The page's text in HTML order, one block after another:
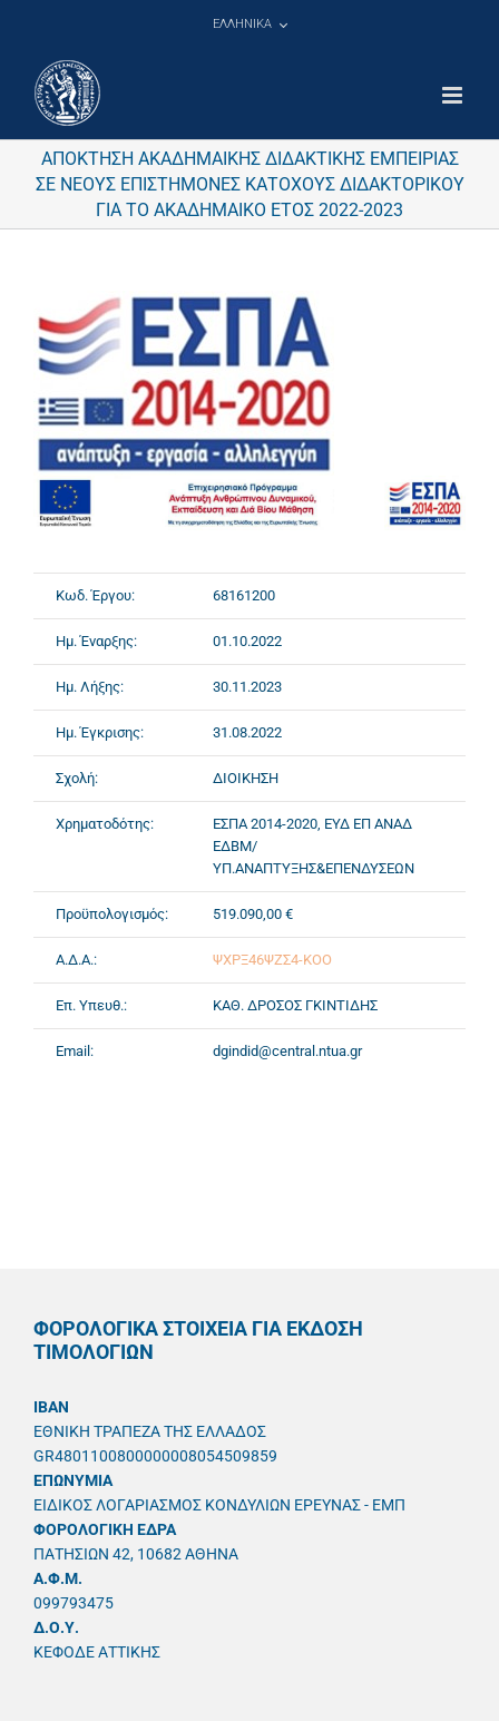
ΕΛΛΗΝΙΚΑ
ΑΠΟΚΤΗΣΗ ΑΚΑΔΗΜΑΙΚΗΣ ΔΙΔΑΚΤΙΚΗΣ ΕΜΠΕΙΡΙΑΣ
ΣΕ ΝΕΟΥΣ ΕΠΙΣΤΗΜΟΝΕΣ ΚΑΤΟΧΟΥΣ ΔΙΔΑΚΤΟΡΙΚΟΥ
ΓΙΑ ΤΟ ΑΚΑΔΗΜΑΙΚΟ ΕΤΟΣ 2022-2023
Κωδ. Έργου: 68161200
Ημ. Έναρξης: 01.10.2022
Ημ. Λήξης: 30.11.2023
Ημ. Έγκρισης: 31.08.2022
Σχολή: ΔΙΟΙΚΗΣΗ
Χρηματοδότης:
ΕΣΠΑ 2014-2020, ΕΥΔ ΕΠ ΑΝΑΔ
ΕΔΒΜ/
ΥΠ.ΑΝΑΠΤΥΞΗΣ&ΕΠΕΝΔΥΣΕΩΝ
Προϋπολογισμός: 519.090,00 €
Α.Δ.Α.: ΨΧΡΞ46ΨΖΣ4-ΚΟΟ
Επ. Υπευθ.: ΚΑΘ. ΔΡΟΣΟΣ ΓΚΙΝΤΙΔΗΣ
Email: dgindid@central.ntua.gr
ΦΟΡΟΛΟΓΙΚΑ ΣΤΟΙΧΕΙΑ ΓΙΑ ΕΚΔΟΣΗ
ΤΙΜΟΛΟΓΙΩΝ
IBAN
ΕΘΝΙΚΗ ΤΡΑΠΕΖΑ ΤΗΣ ΕΛΛΑΔΟΣ
GR4801100800000008054509859
ΕΠΩΝΥΜΙΑ
ΕΙΔΙΚΟΣ ΛΟΓΑΡΙΑΣΜΟΣ ΚΟΝΔΥΛΙΩΝ ΕΡΕΥΝΑΣ - ΕΜΠ
ΦΟΡΟΛΟΓΙΚΗ ΕΔΡΑ
ΠΑΤΗΣΙΩΝ 42, 10682 ΑΘΗΝΑ
A.Φ.Μ.
099793475
Δ.Ο.Υ.
ΚΕΦΟΔΕ ΑΤΤΙΚΗΣ